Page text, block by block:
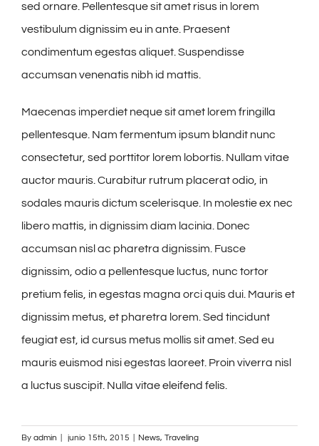
sed ornare. Pellentesque sit amet risus in lorem
vestibulum dignissim eu in ante. Praesent
condimentum egestas aliquet. Suspendisse
accumsan venenatis nibh id mattis.
Maecenas imperdiet neque sit amet lorem fringilla
pellentesque. Nam fermentum ipsum blandit nunc
consectetur, sed porttitor lorem lobortis. Nullam vitae
auctor mauris. Curabitur rutrum placerat odio, in
sodales mauris dictum scelerisque. In molestie ex nec
libero mattis, in dignissim diam lacinia. Donec
accumsan nisl ac pharetra dignissim. Fusce
dignissim, odio a pellentesque luctus, nunc tortor
pretium felis, in egestas magna orci quis dui. Mauris et
dignissim metus, et pharetra lorem. Sed tincidunt
feugiat est, id cursus metus mollis sit amet. Sed eu
mauris euismod nisi egestas laoreet. Proin viverra nisl
a luctus suscipit. Nulla vitae eleifend felis.
By admin junio 15th, 2015 News, Traveling